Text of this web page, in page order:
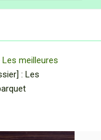
Les meilleures
: Les